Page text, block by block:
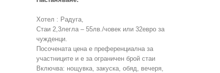
Хотел : Радуга,
Стаи 2,3легла – 55лв./човек или 32евро за
чужденци.
Посочената цена е преференциална за
участниците и е за ограничен брой стаи
Включва: нощувка, закуска, обяд, вечеря,